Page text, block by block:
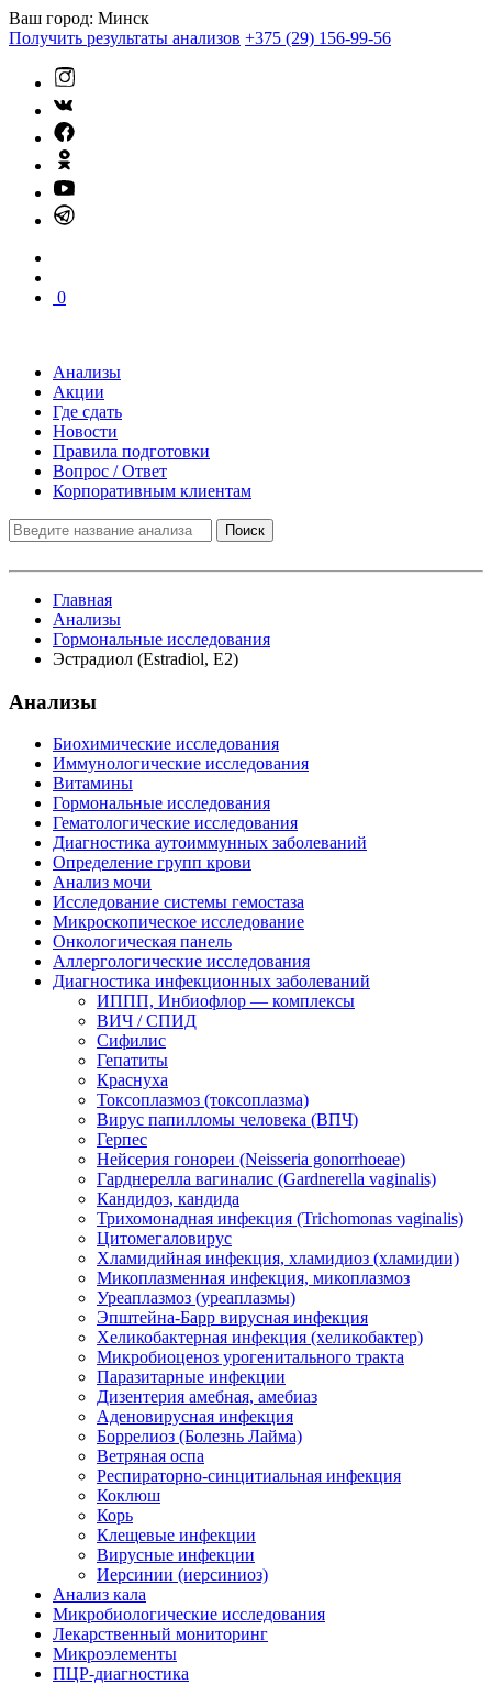
Ваш город: Минск
Получить результаты анализов +375 (29) 156-99-56
0
Анализы
Акции
Где сдать
Новости
Правила подготовки
Вопрос / Ответ
Корпоративным клиентам
Поиск
Главная
Анализы
Гормональные исследования
Эстрадиол (Estradiol, E2)
Анализы
Биохимические исследования
Иммунологические исследования
Витамины
Гормональные исследования
Гематологические исследования
Диагностика аутоиммунных заболеваний
Определение групп крови
Анализ мочи
Исследование системы гемостаза
Микроскопическое исследование
Онкологическая панель
Аллергологические исследования
Диагностика инфекционных заболеваний
ИППП, Инбиофлор — комплексы
ВИЧ / СПИД
Сифилис
Гепатиты
Краснуха
Токсоплазмоз (токсоплазма)
Вирус папилломы человека (ВПЧ)
Герпес
Нейсерия гонореи (Neisseria gonorrhoeae)
Гарднерелла вагиналис (Gardnerella vaginalis)
Кандидоз, кандида
Трихомонадная инфекция (Trichomonas vaginalis)
Цитомегаловирус
Хламидийная инфекция, хламидиоз (хламидии)
Микоплазменная инфекция, микоплазмоз
Уреаплазмоз (уреаплазмы)
Эпштейна-Барр вирусная инфекция
Хеликобактерная инфекция (хеликобактер)
Микробиоценоз урогенитального тракта
Паразитарные инфекции
Дизентерия амебная, амебиаз
Аденовирусная инфекция
Боррелиоз (Болезнь Лайма)
Ветряная оспа
Респираторно-синцитиальная инфекция
Коклюш
Корь
Клещевые инфекции
Вирусные инфекции
Иерсинии (иерсиниоз)
Анализ кала
Микробиологические исследования
Лекарственный мониторинг
Микроэлементы
ПЦР-диагностика